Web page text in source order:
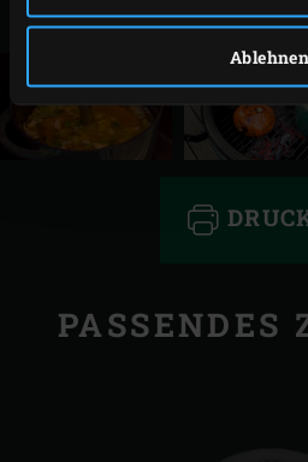
Ablehnen
giessen und mit der
PASSENDES